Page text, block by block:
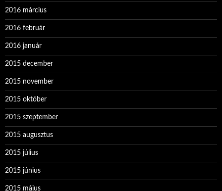
2016 március
2016 február
2016 január
2015 december
2015 november
2015 október
2015 szeptember
2015 augusztus
2015 július
2015 június
2015 május